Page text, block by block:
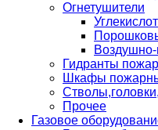
Огнетушители
Гидранты
Шкафы
Прочее
Газовое